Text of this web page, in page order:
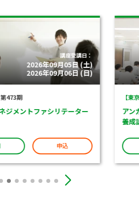
講座受講日：
2026年09月05日 (土)
2026年09月06日 (日)
第473期
ジメントファシリテーター
申込
【東
アン
養成